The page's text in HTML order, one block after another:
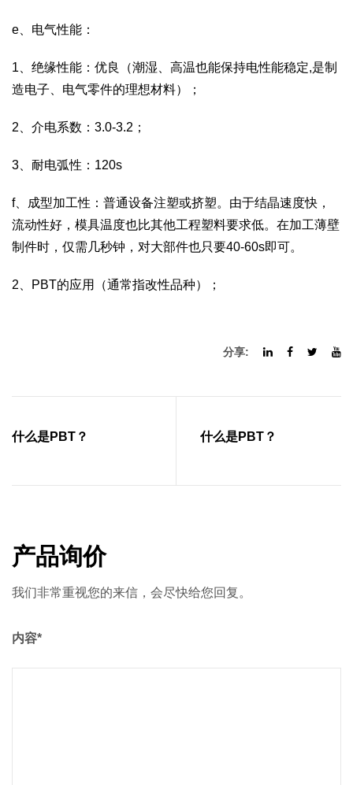
e、电气性能：
1、绝缘性能：优良（潮湿、高温也能保持电性能稳定,是制
造电子、电气零件的理想材料）；
2、介电系数：3.0-3.2；
3、耐电弧性：120s
f、成型加工性：普通设备注塑或挤塑。由于结晶速度快，
流动性好，模具温度也比其他工程塑料要求低。在加工薄壁
制件时，仅需几秒钟，对大部件也只要40-60s即可。
2、PBT的应用（通常指改性品种）；
分享:
什么是PBT？ 什么是PBT？
产品询价
我们非常重视您的来信，会尽快给您回复。
内容*